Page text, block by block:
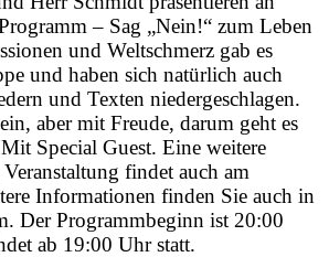
– Sag „Nein!“ zum Leben
und Weltschmerz gab es
und haben sich natürlich auch
und Texten niedergeschlagen.
aber mit Freude, darum geht es
Special Guest. Eine weitere
findet auch am
Informationen finden Sie auch in
Der Programmbeginn ist 20:00
ab 19:00 Uhr statt.